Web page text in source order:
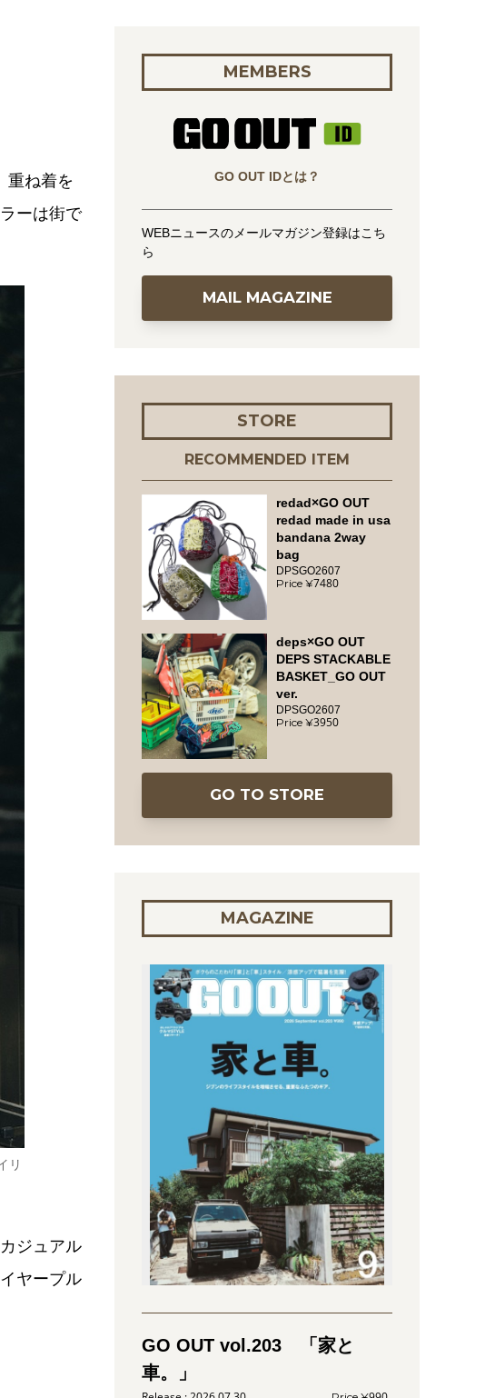
重ね着を
ーは街で
リ
ジュアル
ヤープル
MEMBERS
GO OUT IDとは？
WEBニュースのメールマガジン登録はこち
ら
MAIL MAGAZINE
STORE
RECOMMENDED ITEM
redad×GO OUT
redad made in usa
bandana 2way
bag
DPSGO2607
7480
deps×GO OUT
DEPS STACKABLE
BASKET_GO OUT
ver.
DPSGO2607
3950
GO TO STORE
MAGAZINE
GO OUT vol.203 「家と
車。」